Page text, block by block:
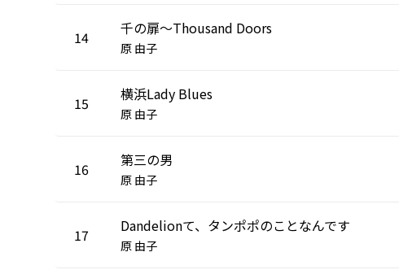
14 千の扉〜Thousand Doors
原 由子
15 横浜Lady Blues
原 由子
16 第三の男
原 由子
17 Dandelionて、タンポポのことなんです
原 由子